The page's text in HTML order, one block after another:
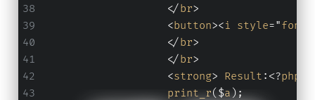
                    </
br>
                    <
button><i style="font
                    </
br>
                    </
br>
                    <
strong> Result :<?php
print_r($a);